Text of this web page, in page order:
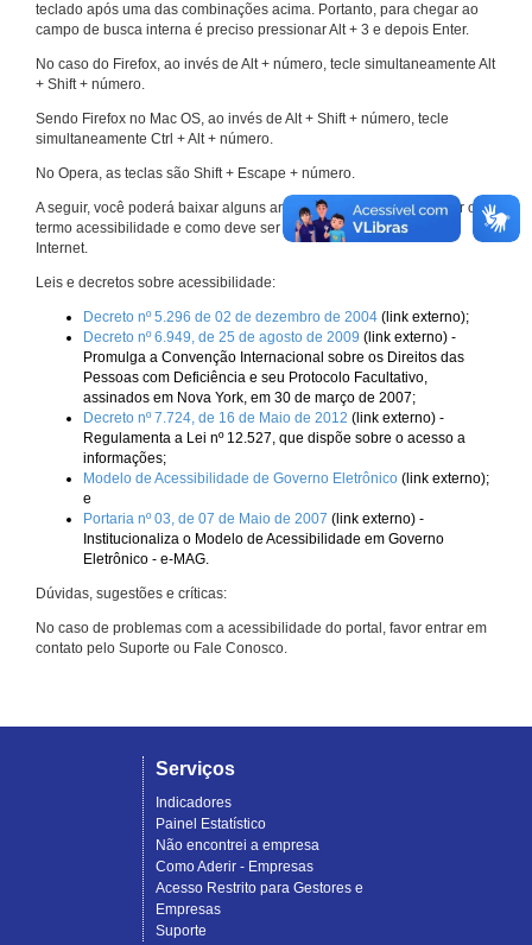
teclado após uma das combinações acima. Portanto, para chegar ao
campo de busca interna é preciso pressionar Alt + 3 e depois Enter.
No caso do Firefox, ao invés de Alt + número, tecle simultaneamente Alt
+ Shift + número.
Sendo Firefox no Mac OS, ao invés de Alt + Shift + número, tecle
simultaneamente Ctrl + Alt + número.
No Opera, as teclas são Shift + Escape + número.
A seguir, você poderá baixar alguns arquivos que explicam melhor o
termo acessibilidade e como deve ser implementado nos sites da
Internet.
Leis e decretos sobre acessibilidade:
Decreto nº 5.296 de 02 de dezembro de 2004 (link externo);
Decreto nº 6.949, de 25 de agosto de 2009 (link externo) -
Promulga a Convenção Internacional sobre os Direitos das
Pessoas com Deficiência e seu Protocolo Facultativo,
assinados em Nova York, em 30 de março de 2007;
Decreto nº 7.724, de 16 de Maio de 2012 (link externo) -
Regulamenta a Lei nº 12.527, que dispõe sobre o acesso a
informações;
Modelo de Acessibilidade de Governo Eletrônico (link externo);
e
Portaria nº 03, de 07 de Maio de 2007 (link externo) -
Institucionaliza o Modelo de Acessibilidade em Governo
Eletrônico - e-MAG.
Dúvidas, sugestões e críticas:
No caso de problemas com a acessibilidade do portal, favor entrar em
contato pelo Suporte ou Fale Conosco.
Serviços
Indicadores
Painel Estatístico
Não encontrei a empresa
Como Aderir - Empresas
Acesso Restrito para Gestores e
Empresas
Suporte